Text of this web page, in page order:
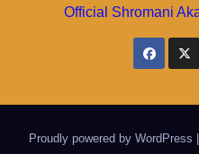
Official Shromani
Proudly powered by WordPress